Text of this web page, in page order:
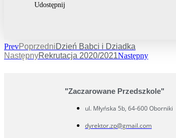
Udostępnij
PrevPoprzedniDzień Babci i Dziadka
NastępnyRekrutacja 2020/2021Następny
"Zaczarowane Przedszkole"
ul. Młyńska 5b, 64-600 Oborniki
dyrektor.zp@gmail.com